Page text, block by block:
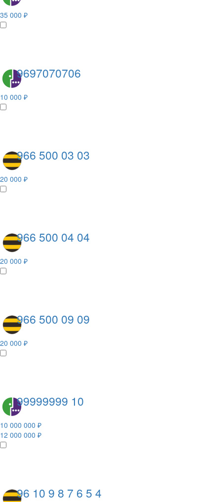
35 000 ₽
9697070706
10 000 ₽
966 500 03 03
20 000 ₽
966 500 04 04
20 000 ₽
966 500 09 09
20 000 ₽
99999999 10
10 000 000 ₽
12 000 000 ₽
96 10 9 8 7 6 5 4